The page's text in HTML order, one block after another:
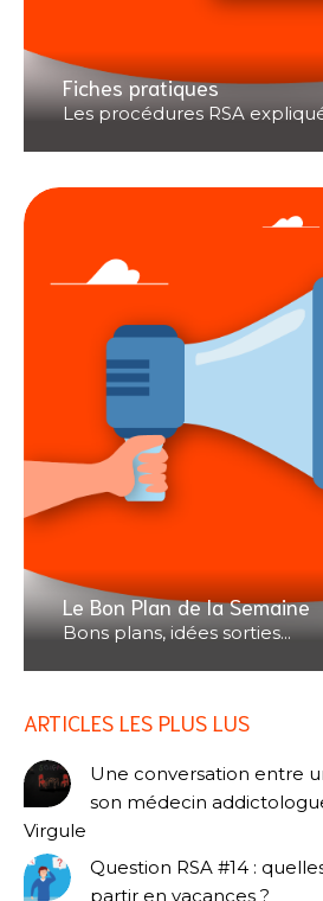
Fiches pratiques
Les procédures RSA
Le Bon Plan de la Semaine
Bons plans, idées sorties...
ARTICLES LES PLUS LUS
Une conversation entre
son médecin
Virgule
Question RSA #14 :
partir en vacances ?